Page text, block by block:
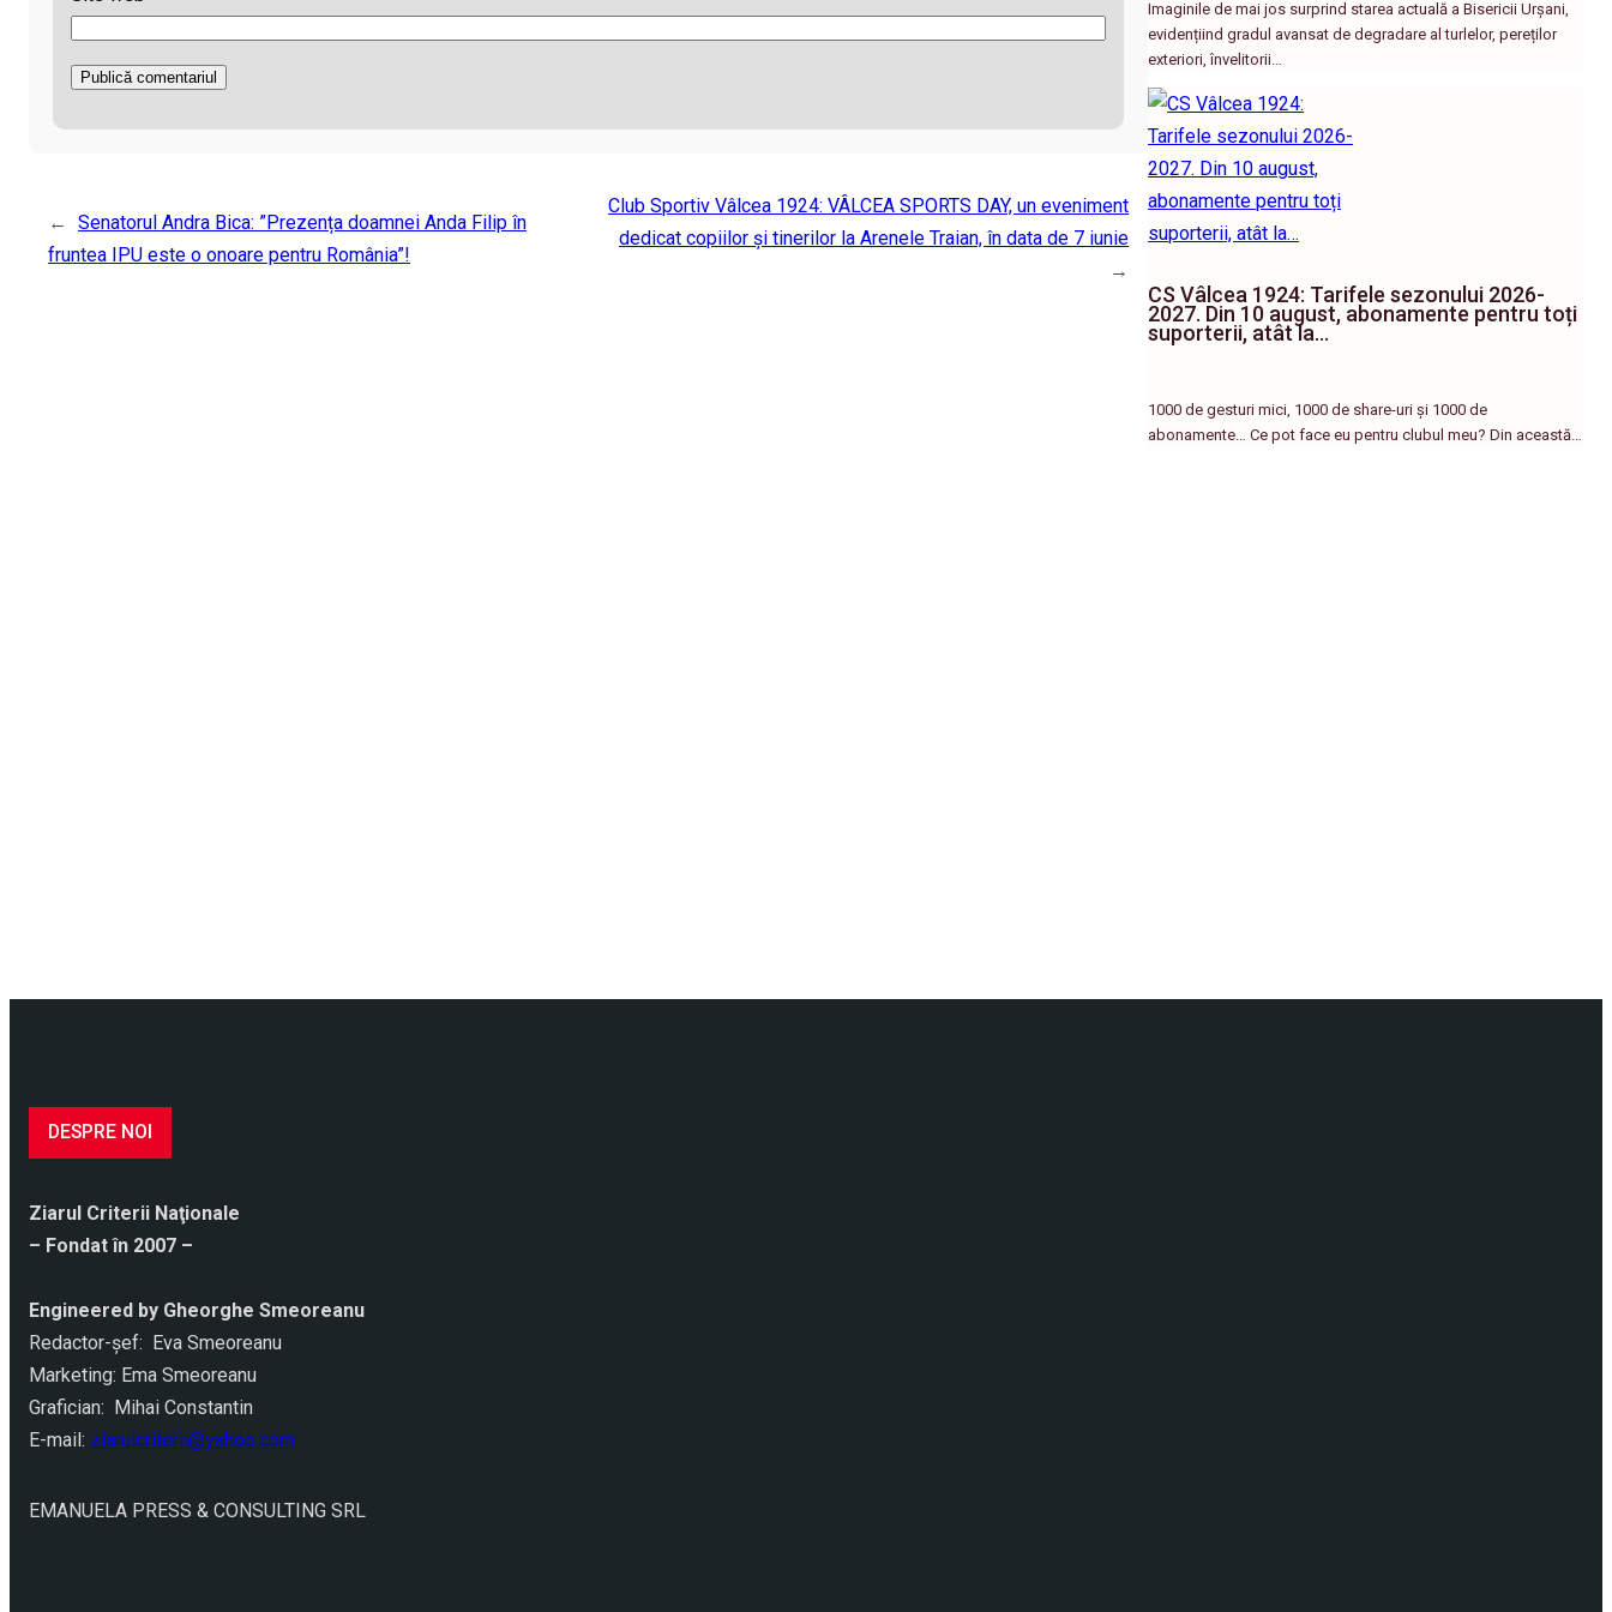
←
Senatorul Andra Bica: ”Prezența doamnei Anda Filip în
fruntea IPU este o onoare pentru România”!
Club Sportiv Vâlcea 1924: VÂLCEA SPORTS DAY, un eveniment
dedicat copiilor și tinerilor la Arenele Traian, în data de 7 iunie
→
Imaginile de mai jos surprind starea actuală a Bisericii Urșani,
evidențiind gradul avansat de degradare al turlelor, pereților
exteriori, învelitorii…
CS Vâlcea 1924: Tarifele sezonului 2026-
2027. Din 10 august, abonamente pentru toți
suporterii, atât la…
1000 de gesturi mici, 1000 de share-uri și 1000 de
abonamente… Ce pot face eu pentru clubul meu? Din această…
DESPRE NOI
Ziarul Criterii Naţionale
– Fondat în 2007 –
Engineered by Gheorghe Smeoreanu
Redactor-şef: Eva Smeoreanu
Marketing: Ema Smeoreanu
Grafician: Mihai Constantin
E-mail: ziarulcriterii@yahoo.com
EMANUELA PRESS & CONSULTING SRL